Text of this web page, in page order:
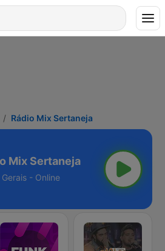
Rádio Mix Sertaneja
Mix Sertaneja
Gerais - Online